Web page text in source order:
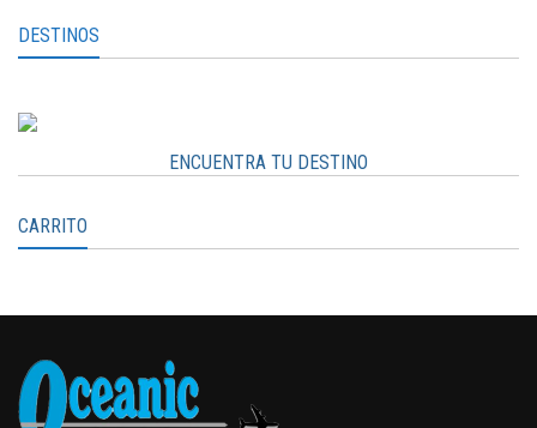
DESTINOS
ENCUENTRA TU DESTINO
CARRITO